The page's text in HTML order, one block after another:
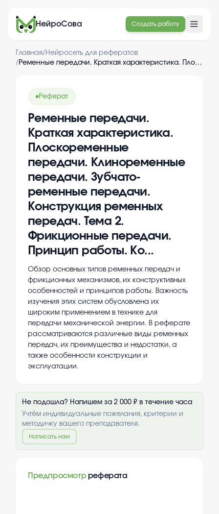
НейроСова Создать работу
Главная/ Нейросеть для рефератов
/
Ременные передачи. Краткая характеристика. Плоскоременные передачи. Клиноременные передачи. Зубчато-ременные передачи. Конструкция ременных передач. Тема 2. Фрикционные передачи. Принцип работы. Ко...
Реферат
Ременные передачи.
Краткая характеристика.
Плоскоременные
передачи. Клиноременные
передачи. Зубчато-
ременные передачи.
Конструкция ременных
передач. Тема 2.
Фрикционные передачи.
Принцип работы. Ко...
Обзор основных типов ременных передач и
фрикционных механизмов, их конструктивных
особенностей и принципов работы. Важность
изучения этих систем обусловлена их
широким применением в технике для
передачи механической энергии. В реферате
рассматриваются различные виды ременных
передач, их преимущества и недостатки, а
также особенности конструкции и
эксплуатации.
Не подошла? Напишем за 2 000 ₽ в течение часа
Учтём индивидуальные пожелания, критерии и
методичку вашего преподавателя.
Написать нам
Предпросмотр реферата